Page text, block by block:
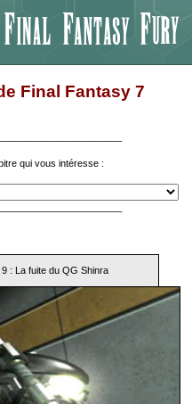
Final Fantasy 7
qui vous intéresse :
: La fuite du QG Shinra